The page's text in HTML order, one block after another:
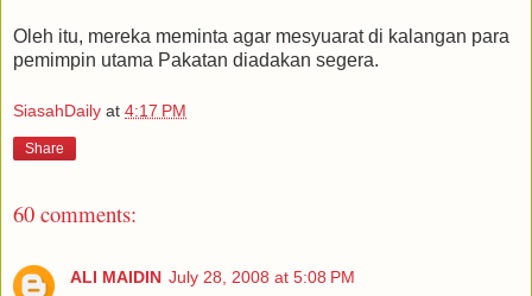
Oleh itu, mereka meminta agar mesyuarat di kalangan para
pemimpin utama Pakatan diadakan segera.
SiasahDaily at 4:17 PM
Share
60 comments:
ALI MAIDIN July 28, 2008 at 5:08 PM